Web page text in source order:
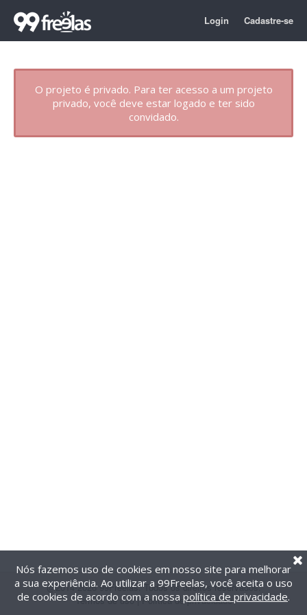
Login Cadastre-se
O projeto é privado. Para ter acesso a um projeto
privado, você deve estar logado e ter sido
convidado.
@2014-2026 99Freelas. Todos os direitos reservados.
Termos de uso| Política de privacidade
Nós fazemos uso de cookies em nosso site para melhorar
a sua experiência. Ao utilizar a 99Freelas, você aceita o uso
de cookies de acordo com a nossa política de privacidade.